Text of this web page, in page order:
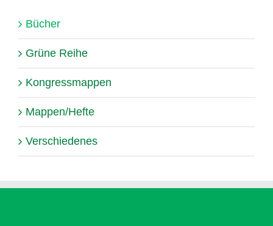
Bücher
Grüne Reihe
Kongressmappen
Mappen/Hefte
Verschiedenes